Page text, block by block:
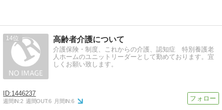
14 高齢者介護について
介護保険・制度、これからの介護、認知症 特別養護老
人ホームのユニットリーダーとして勤めております。宜
しくお願い致します。
1446237
週間IN:2 週間OUT:6 月間IN:6